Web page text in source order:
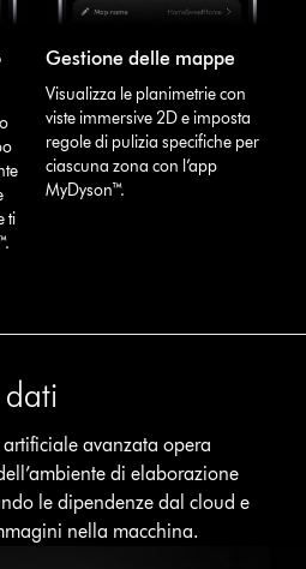
ti
Gestione delle mappe
Visualizza le planimetrie con
viste immersive 2D e imposta
regole di pulizia specifiche per
ciascuna zona con l’app
MyDyson™.
avanzata opera
di elaborazione
le dipendenze dal cloud e
nella macchina.